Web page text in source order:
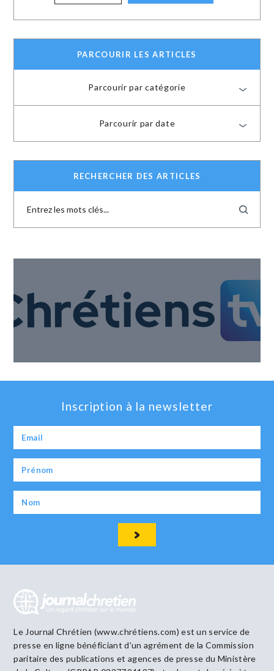
PARCOURIR LES ARTICLES
Parcourir par catégorie
Parcourir par date
RECHERCHER DES ARTICLES
Inscription à la newsletter
Le Journal Chrétien (www.chrétiens.com) est un service de
presse en ligne bénéficiant d’un agrément de la Commission
paritaire des publications et agences de presse du Ministère